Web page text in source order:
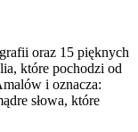
oraz 15 pięknych
które pochodzi od
i oznacza:
słowa, które